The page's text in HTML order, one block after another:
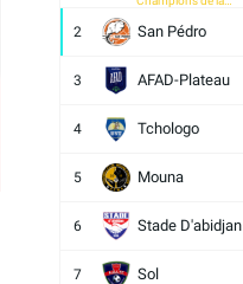
2 San Pédro
3 AFAD-Plateau
4 Tchologo
5 Mouna
6 Stade D'abidjan
7 Sol